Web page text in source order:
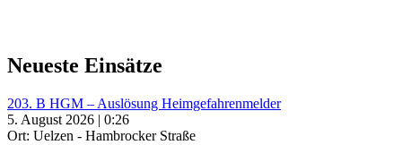
Neueste Einsätze
203. B HGM – Auslösung Heimgefahrenmelder
5. August 2026 | 0:26
Ort: Uelzen - Hambrocker Straße